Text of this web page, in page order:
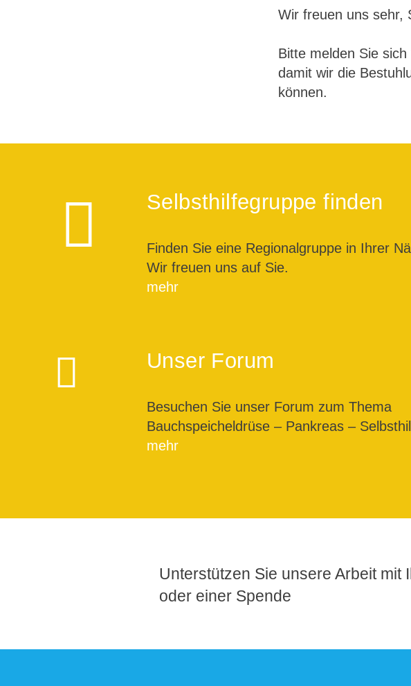
Wir freuen uns sehr,
Bitte melden Sie
damit wir die
können.
Selbsthilfegruppe finden
Finden Sie eine Regionalgruppe in Ihrer
Wir freuen uns auf Sie.
mehr
Unser Forum
Besuchen Sie unser Forum zum Thema
Bauchspeicheldrüse – Pankreas –
mehr
Unterstützen Sie unsere Arbeit mit
oder einer Spende